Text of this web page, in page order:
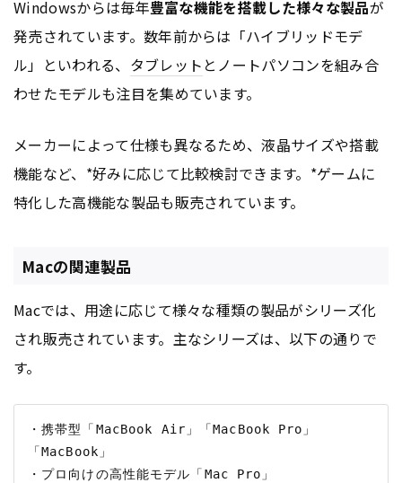
Windowsからは毎年豊富な機能を搭載した様々な製品が
発売されています。数年前からは「ハイブリッドモデ
ル」といわれる、 タブレット とノートパソコンを組み合
わせたモデルも注目を集めています。
メーカーによって仕様も異なるため、液晶サイズや搭載
機能など、*好みに応じて比較検討できます。*ゲームに
特化した高機能な製品も販売されています。
Macの関連製品
Macでは、用途に応じて様々な種類の製品がシリーズ化
され販売されています。主なシリーズは、以下の通りで
す。
・携帯型「MacBook Air」「MacBook Pro」
「MacBook」
・プロ向けの高性能モデル「Mac Pro」